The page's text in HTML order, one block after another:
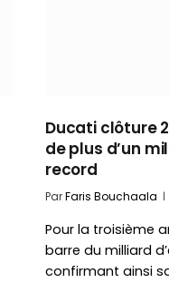
Ducati clôture
de plus d’un
record
ParFaris Bouchaala
Pour la troisième
barre du milliard
confirmant ainsi